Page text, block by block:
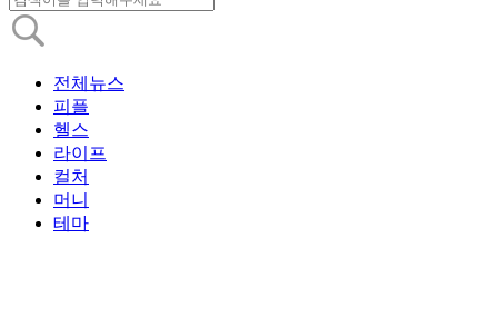
전체뉴스
피플
헬스
라이프
컬처
머니
테마